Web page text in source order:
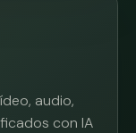
audio,
con IA